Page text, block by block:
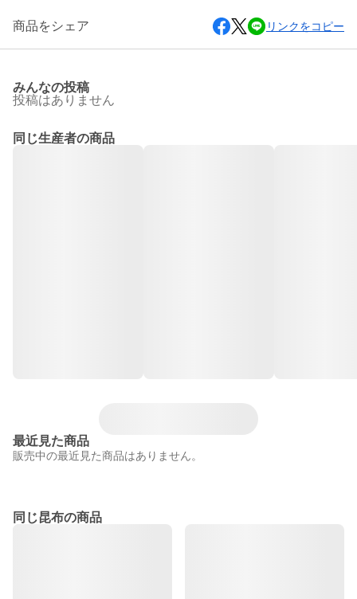
商品をシェア リンクをコピー
みんなの投稿
投稿はありません
同じ生産者の商品
最近見た商品
販売中の最近見た商品はありません。
同じ昆布の商品